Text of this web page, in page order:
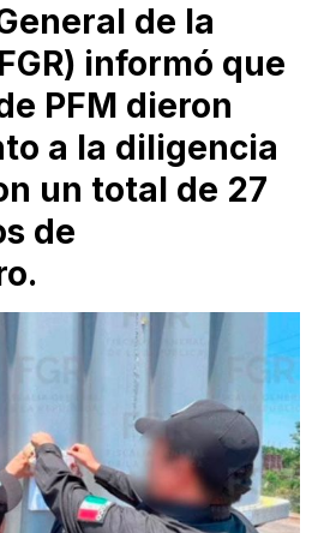
de la
informó que
PFM dieron
a la diligencia
un total de 27
de